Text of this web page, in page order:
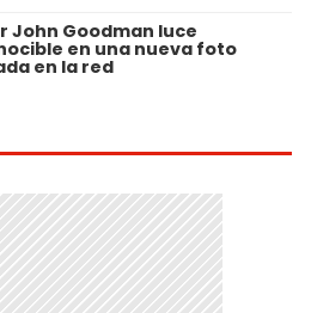
John Goodman luce
en una nueva foto
en la red